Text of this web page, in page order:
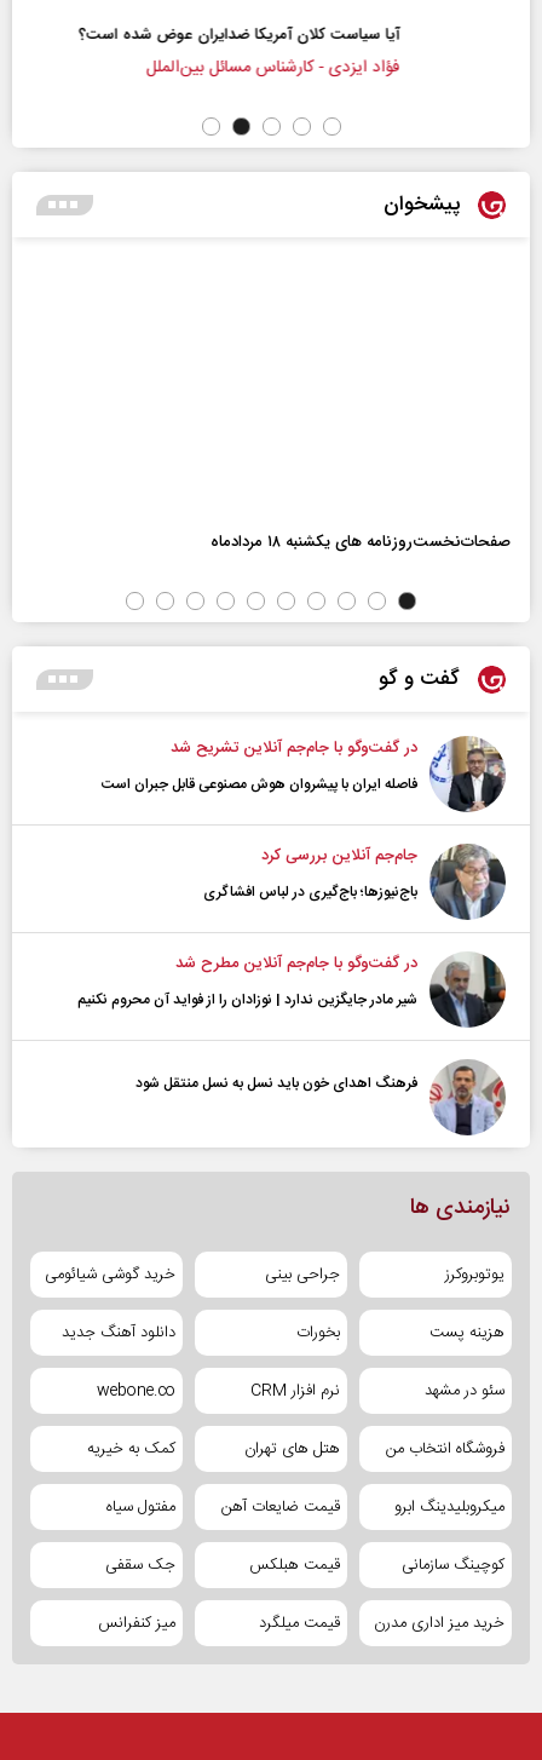
آیا سیاست کلان آمریکا ضدایران عوض شده است؟
فؤاد ایزدی - کارشناس مسائل بین‌الملل
پیشخوان
صفحات‌نخست‌روزنامه ها‌ی یکشنبه ۱۸ مردادماه
گفت و گو
در گفت‌و‌گو با جام‌جم آنلاین تشریح شد
فاصله ایران با پیشرو‌ان هوش مصنوعی قابل جبران است
جام‌جم آنلاین بررسی کرد
باج‌نیوزها؛ باج‌گیری در لباس افشاگری
در گفت‌و‌گو با جام‌جم آنلاین مطرح شد
شیر مادر جایگزین ندارد | نوزادان را از فواید آن محروم نکنیم
فرهنگ اهدای خون باید نسل به نسل منتقل شود
نیازمندی ها
یوتوبروکرز جراحی بینی خرید گوشی شیائومی
هزینه پست بخورات دانلود آهنگ جدید
سئو در مشهد نرم افزار CRM webone.co
فروشگاه انتخاب من هتل های تهران کمک به خیریه
میکروبلیدینگ ابرو قیمت ضایعات آهن مفتول سیاه
کوچینگ سازمانی قیمت هبلکس جک سقفی
خرید میز اداری مدرن قیمت میلگرد میز کنفرانس